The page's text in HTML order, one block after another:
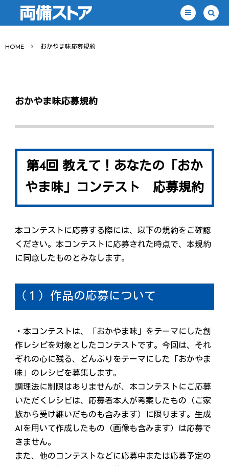
HOME おかやま味応募規約
おかやま味応募規約
第4回 教えて！あなたの「おか
やま味」コンテスト 応募規約
本コンテストに応募する際には、以下の規約をご確認
ください。本コンテストに応募された時点で、本規約
に同意したものとみなします。
（１）作品の応募について
・本コンテストは、「おかやま味」をテーマにした創
作レシピを対象としたコンテストです。今回は、それ
ぞれの心に残る、どんぶりをテーマにした「おかやま
味」のレシピを募集します。
調理法に制限はありませんが、本コンテストにご応募
いただくレシピは、応募者本人が考案したもの（ご家
族から受け継いだものも含みます）に限ります。生成
AIを用いて作成したもの（画像も含みます）は応募で
きません。
また、他のコンテストなどに応募中または応募予定の